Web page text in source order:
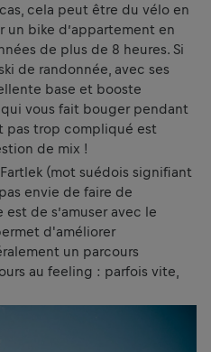
cela peut être du vélo en
bike d’appartement en
de plus de 8 heures. Si
de randonnée, avec ses
base et booste
vous fait bouger pendant
pas trop compliqué est
de mix !
(mot suédois signifiant
envie de faire de
de s’amuser avec le
d'améliorer
un parcours
au feeling : parfois vite,